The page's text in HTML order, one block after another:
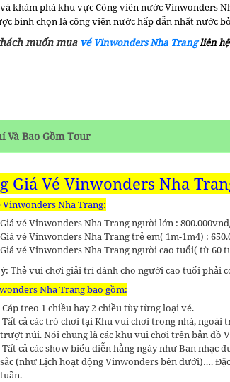
khám phá khu vực Công viên nướcVinwonders
bình chọn là công viên nước hấp dẫn nhất nước
muốn mua vé Vinwonders Nha Trangliên
Và Bao Gồm Tour
Giá Vé Vinwonders Nha
Vinwonders Nha Trang:
Giá vé Vinwonders Nha Trang người lớn :
Giá vé Vinwonders Nha Trang trẻ em( 1m-1m4) :
Giá vé Vinwonders Nha Trang người cao tuổi( từ 60
Thẻ vui chơi giải trí dành cho người cao tuổi phải
Nha Trang bao gồm:
Cáp treo 1 chiều hay 2 chiều tùy từng loại vé.
Tất cả các trò chơi tại Khu vui chơi trong nhà, ngoài
trượt núi. Nói chung là các khu vui chơi trên bản đồ
Tất cả các show biểu diễn hằng ngày như Ban nhạc
sắc (như Lịch hoạt động Vinwonders bên dưới)….
tuần.